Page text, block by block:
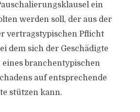
ein
werden soll, der aus der
vertragstypischen Pflicht
dem sich der Geschädigte
eines branchentypischen
auf entsprechende
stützen kann.